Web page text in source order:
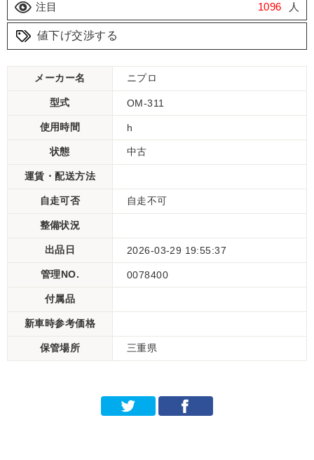
注目 1096 人
値下げ交渉する
メーカー名 ニプロ
型式 OM-311
使用時間 h
状態 中古
運賃・配送方法
自走可否 自走不可
整備状況
出品日 2026-03-29 19:55:37
管理NO. 0078400
付属品
新車時参考価格
保管場所 三重県